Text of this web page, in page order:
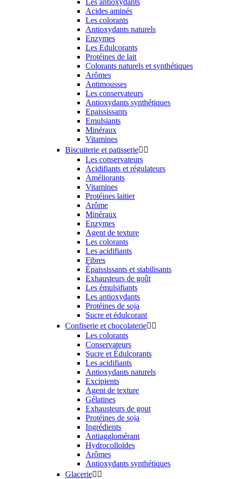
Les antioxydants
Acides aminés
Les colorants
Antioxydants naturels
Enzymes
Les Edulcorants
Protéines de lait
Colorants naturels et synthétiques
Arômes
Antimousses
Les conservateurs
Antioxydants synthétiques
Epaississants
Emulsiants
Minéraux
Vitamines
Biscuiterie et patisserie 
Les conservateurs
Acidifiants et régulateurs
Améliorants
Vitamines
Protéines laitier
Arôme
Minéraux
Enzymes
Agent de texture
Les colorants
Les acidifiants
Fibres
Épaississants et stabilisants
Exhausteurs de goût
Les émulsifiants
Les antioxydants
Protéines de soja
Sucre et édulcorant
Confiserie et chocolaterie 
Les colorants
Conservateurs
Sucre et Édulcorants
Les acidifiants
Antioxydants naturels
Excipients
Agent de texture
Gélatines
Exhausteurs de gout
Protéines de soja
Ingrédients
Antiagglomérant
Hydrocolloïdes
Arômes
Antioxydants synthétiques
Glacerie 